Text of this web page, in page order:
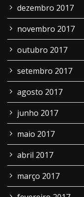
dezembro 2017
novembro 2017
outubro 2017
setembro 2017
agosto 2017
junho 2017
maio 2017
abril 2017
março 2017